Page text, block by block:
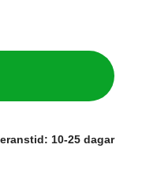
10-25 dagar